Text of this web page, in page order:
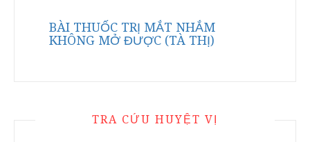
BÀI THUỐC TRỊ MẮT NHẮM
KHÔNG MỞ ĐƯỢC (TÀ THỊ)
TRA CỨU HUYỆT VỊ